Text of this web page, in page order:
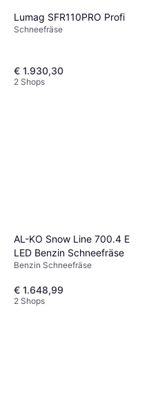
Lumag SFR110PRO Profi
Schneefräse
€ 1.930,30
2 Shops
AL-KO Snow Line 700.4 E
LED Benzin Schneefräse
Benzin Schneefräse
€ 1.648,99
2 Shops